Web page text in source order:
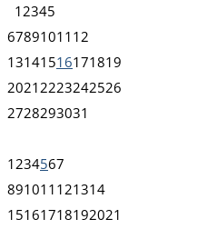
1 2345
67891011 12
13141516171819
2021 2223242526
2728293031
1 234567
891011 121314
15161718192021